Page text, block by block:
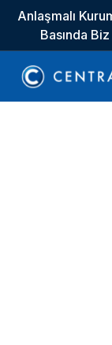
Anlaşmalı
Basında Biz